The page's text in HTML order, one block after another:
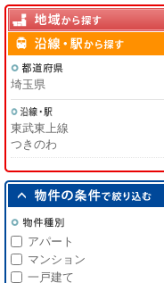
埼玉県
東武東上線
つきのわ
アパート
マンション
一戸建て